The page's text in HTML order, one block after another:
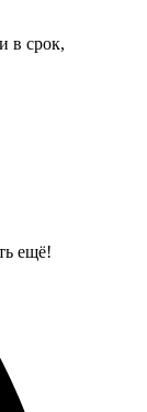
в срок,
ещё!